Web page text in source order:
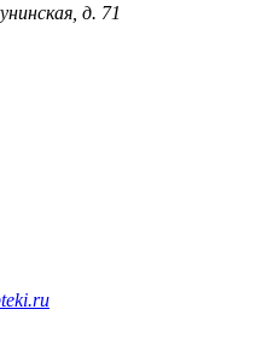
д. 71